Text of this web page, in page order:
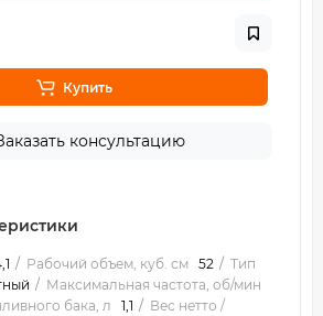
Купить
консультацию
Рабочий объем, куб. см 52
Тип
Максимальная частота, об/мин
бака, л 1,1
Вес нетто /